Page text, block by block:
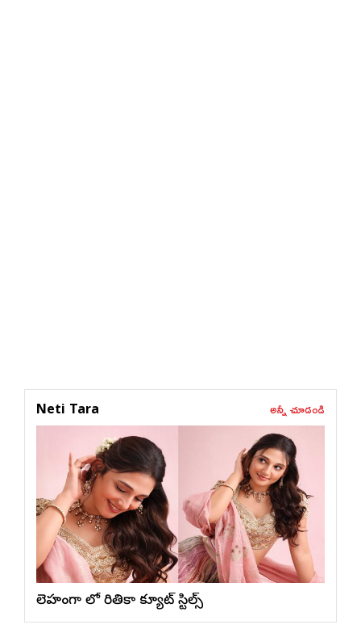
Neti Tara అన్నీ చూడండి
లెహంగా లో రితికా క్యూట్ స్టిల్స్